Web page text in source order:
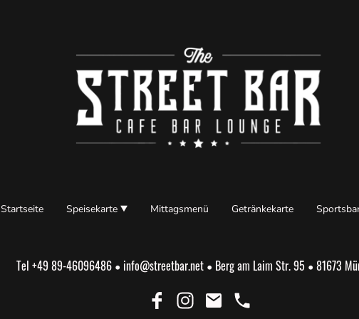
Startseite Speisekarte Mittagsmenü Getränkekarte
Tel +49 89-46096486 • info@streetbar.net • Berg am Laim Str. 95 • 81673